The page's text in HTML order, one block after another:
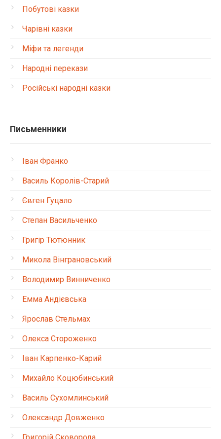
Побутові казки
Чарівні казки
Міфи та легенди
Народні перекази
Російські народні казки
Письменники
Іван Франко
Василь Королів-Старий
Євген Гуцало
Степан Васильченко
Григір Тютюнник
Микола Вінграновський
Володимир Винниченко
Емма Андієвська
Ярослав Стельмах
Олекса Стороженко
Іван Карпенко-Карий
Михайло Коцюбинський
Василь Сухомлинський
Олександр Довженко